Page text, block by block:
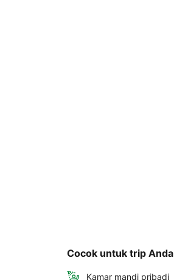
Cocok untuk trip Anda
Kamar mandi pribadi